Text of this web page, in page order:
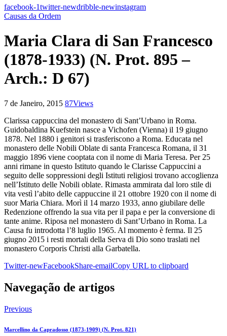
facebook-1twitter-newdribble-newinstagram
Causas da Ordem
Maria Clara di San Francesco
(1878-1933) (N. Prot. 895 –
Arch.: D 67)
7 de Janeiro, 2015 87Views
Clarissa cappuccina del monastero di Sant’Urbano in Roma.
Guidobaldina Kuefstein nasce a Vichofen (Vienna) il 19 giugno
1878. Nel 1880 i genitori si trasferiscono a Roma. Educata nel
monastero delle Nobili Oblate di santa Francesca Romana, il 31
maggio 1896 viene cooptata con il nome di Maria Teresa. Per 25
anni rimane in questo Istituto quando le Clarisse Cappuccini a
seguito delle soppressioni degli Istituti religiosi trovano accoglienza
nell’Istituto delle Nobili oblate. Rimasta ammirata dal loro stile di
vita vestì l’abito delle cappuccine il 21 ottobre 1920 con il nome di
suor Maria Chiara. Morì il 14 marzo 1933, anno giubilare delle
Redenzione offrendo la sua vita per il papa e per la conversione di
tante anime. Riposa nel monastero di Sant’Urbano in Roma. La
Causa fu introdotta l’8 luglio 1965. Al momento è ferma. Il 25
giugno 2015 i resti mortali della Serva di Dio sono traslati nel
monastero Corporis Christi alla Garbatella.
Twitter-newFacebookShare-emailCopy URL to clipboard
Navegação de artigos
Previous
Marcellino da Capradosso (1873-1909) (N. Prot. 821)